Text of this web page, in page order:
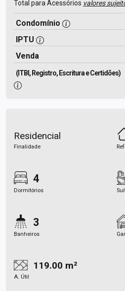
Total para Acessórios valores
Condomínio
IPTU
Venda
(ITBI, Registro, Escritura e Certidões)
Residencial
Finalidade
4
Dormitórios
3
Banheiros
119.00 m²
A. Útil